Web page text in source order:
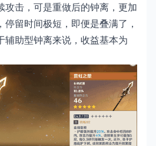
攻击，可是重做后的钟离，更加
留时间极短，即便是叠满了，
辅助型钟离来说，收益基本为